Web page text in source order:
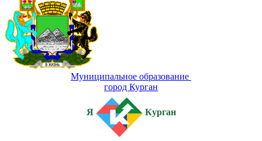
Муниципальное образование
город Курган
Я Курган